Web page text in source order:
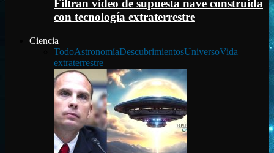
Filtran vídeo de supuesta nave construida
con tecnología extraterrestre
Ciencia
TodoAstronomíaDescubrimientosUniversoVida
extraterrestre